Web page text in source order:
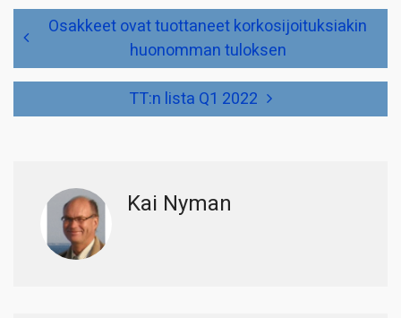
Artikkelien
selaus Osakkeet ovat tuottaneet korkosijoituksiakin
huonomman tuloksen
TT:n lista Q1 2022
Kai Nyman